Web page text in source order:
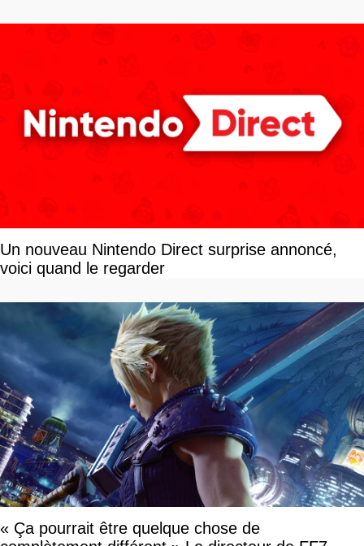
Un nouveau Nintendo Direct surprise annoncé,
voici quand le regarder
« Ça pourrait être quelque chose de